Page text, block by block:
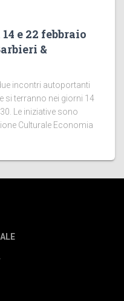
e 22 febbraio
&
incontri autoportanti
si terranno nei giorni 14
Le iniziative sono
Culturale Economia